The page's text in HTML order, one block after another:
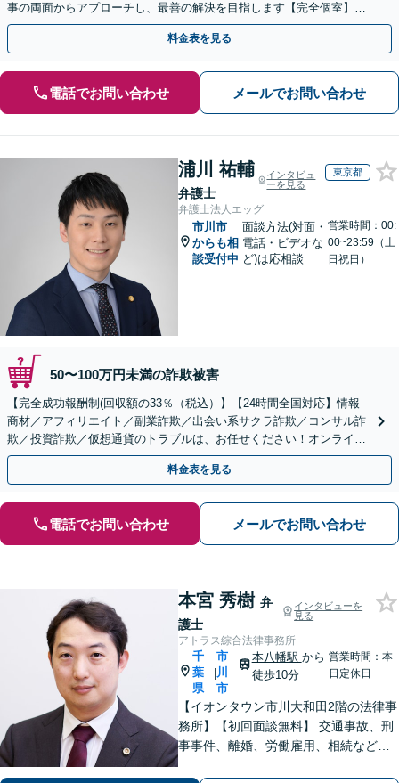
事の両面からアプローチし、最善の解決を目指します【完全個室】
【代々木駅3分】
料金表を見る
電話でお問い合わせ メールでお問い合わせ
浦川 祐輔
弁護士
インタビュ
ーを見る
東京都
弁護士法人エッグ
市川市
からも相
談受付中
面談方法(対面・
電話・ビデオな
ど)は応相談
営業時間：00:
00~23:59（土
日祝日）
50〜100万円未満の詐欺被害
【完全成功報酬制(回収額の33％（税込）】【24時間全国対応】情報
商材／アフィリエイト／副業詐欺／出会い系サクラ詐欺／コンサル詐
欺／投資詐欺／仮想通貨のトラブルは、お任せください！オンライン
のみで解決も可能！
料金表を見る
電話でお問い合わせ メールでお問い合わせ
本宮 秀樹 弁
護士
インタビューを
見る
アトラス綜合法律事務所
千
葉
県
|
市
川
市
本八幡駅 から
徒歩10分
営業時間：本
日定休日
【イオンタウン市川大和田2階の法律事
務所】【初回面談無料】 交通事故、刑
事事件、離婚、労働雇用、相続などの